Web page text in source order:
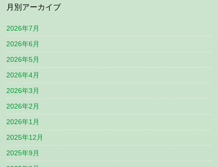
月別アーカイブ
2026年7月
2026年6月
2026年5月
2026年4月
2026年3月
2026年2月
2026年1月
2025年12月
2025年9月